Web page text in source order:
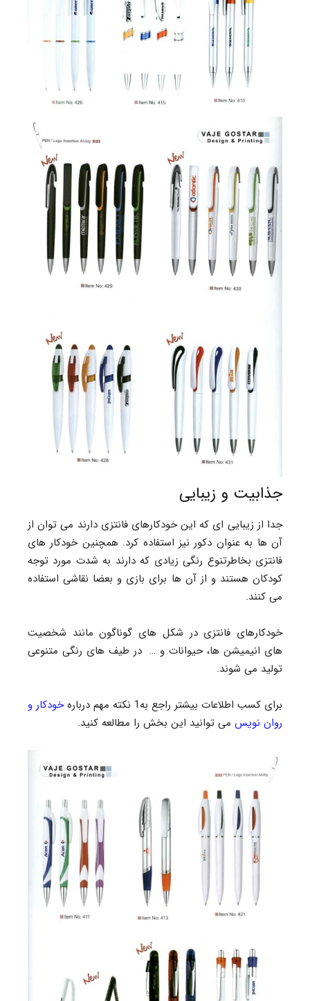
جذابیت و زیبایی
جدا از زیبایی ای که این خودکارهای فانتزی دارند می توان از
آن ها به عنوان دکور نیز استفاده کرد. همچنین خودکار های
فانتزی بخاطرتنوع رنگی زیادی که دارند به شدت مورد توجه
کودکان هستند و از آن ها برای بازی و بعضا نقاشی استفاده
می کنند.
خودکارهای فانتزی در شکل های گوناگون مانند شخصیت
های انیمیشن ها، حیوانات و … در طیف های رنگی متنوعی
تولید می شوند.
برای کسب اطلاعات بیشتر راجع به1 نکته مهم درباره
خودکار و
روان نویس می توانید این بخش را مطالعه کنید.